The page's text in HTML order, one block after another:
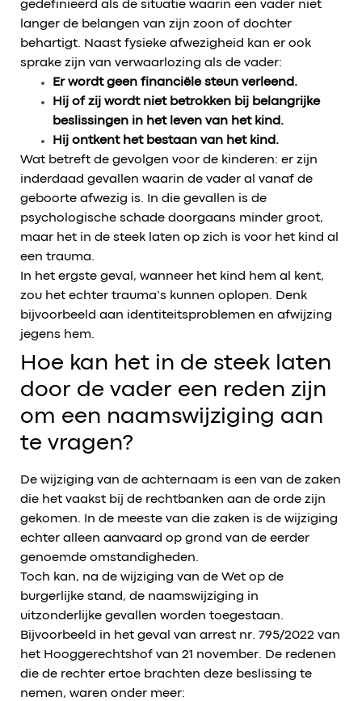
gedefinieerd als de situatie waarin een vader niet
langer de belangen van zijn zoon of dochter
behartigt. Naast fysieke afwezigheid kan er ook
sprake zijn van verwaarlozing als de vader:
Er wordt geen financiële steun verleend.
Hij of zij wordt niet betrokken bij belangrijke
beslissingen in het leven van het kind.
Hij ontkent het bestaan van het kind.
Wat betreft de gevolgen voor de kinderen: er zijn
inderdaad gevallen waarin de vader al vanaf de
geboorte afwezig is. In die gevallen is de
psychologische schade doorgaans minder groot,
maar het in de steek laten op zich is voor het kind al
een trauma.
In het ergste geval, wanneer het kind hem al kent,
zou het echter trauma’s kunnen oplopen. Denk
bijvoorbeeld aan identiteitsproblemen en afwijzing
jegens hem.
Hoe kan het in de steek laten
door de vader een reden zijn
om een naamswijziging aan
te vragen?
De wijziging van de achternaam is een van de zaken
die het vaakst bij de rechtbanken aan de orde zijn
gekomen. In de meeste van die zaken is de wijziging
echter alleen aanvaard op grond van de eerder
genoemde omstandigheden.
Toch kan, na de wijziging van de Wet op de
burgerlijke stand, de naamswijziging in
uitzonderlijke gevallen worden toegestaan.
Bijvoorbeeld in het geval van arrest nr. 795/2022 van
het Hooggerechtshof van 21 november. De redenen
die de rechter ertoe brachten deze beslissing te
nemen, waren onder meer: